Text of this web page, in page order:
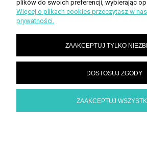
GRZEJNIK KANAŁOWY Z
REGULUS QUATTROVENT
Producent: REGULUS
plików do swoich preferencji, wybierając
Więcej o plikach cookies przeczytasz w
prywatności.
ZAAKCEPTUJ TYLKO
DOSTOSUJ ZGODY
ZAAKCEPTUJ